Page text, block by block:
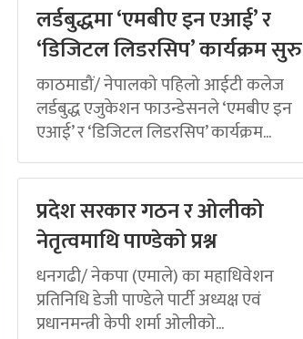
लर्डबुद्धमा ‘एमबीए इन एआई’ र
‘डिजिटल लिडरसिप’ कार्यक्रम सुरु
काठमाडौं/ नेपालको पहिलो आईटी कलेज
लर्डबुद्ध एजुकेशन फाउन्डेसनले ‘एमबीए इन
एआई’ र ‘डिजिटल लिडरसिप’ कार्यक्रम...
प्रदेश सरकार गठन र ओलीको
नेतृत्वमाथि पाण्डेको प्रश्न
धनगढी/ नेकपा (एमाले) का महाधिवेशन
प्रतिनिधि डेजी पाण्डेले पार्टी अध्यक्ष एवं
प्रधानमन्त्री केपी शर्मा ओलीको...